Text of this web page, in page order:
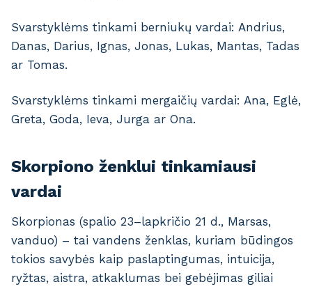
Svarstyklėms tinkami berniukų vardai: Andrius,
Danas, Darius, Ignas, Jonas, Lukas, Mantas, Tadas
ar Tomas.
Svarstyklėms tinkami mergaičių vardai: Ana, Eglė,
Greta, Goda, Ieva, Jurga ar Ona.
Skorpiono ženklui tinkamiausi
vardai
Skorpionas (spalio 23–lapkričio 21 d., Marsas,
vanduo) – tai vandens ženklas, kuriam būdingos
tokios savybės kaip paslaptingumas, intuicija,
ryžtas, aistra, atkaklumas bei gebėjimas giliai